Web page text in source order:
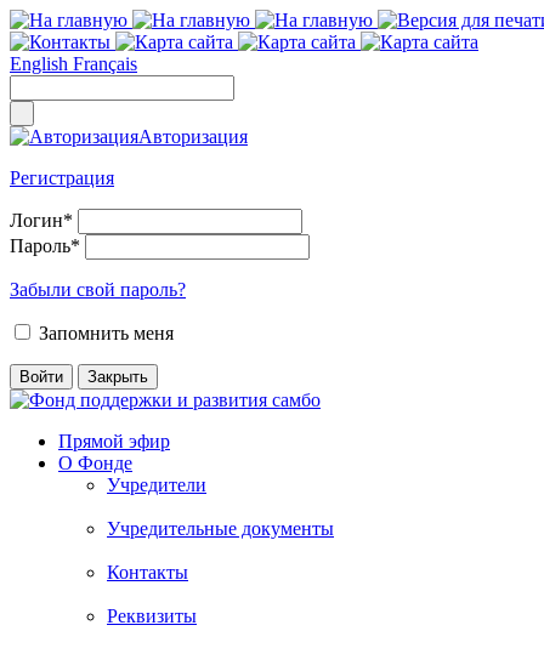
English Français
Авторизация
Регистрация
Логин*
Пароль*
Забыли свой пароль?
Запомнить меня
Прямой эфир
О Фонде
Учредители
Учредительные документы
Контакты
Реквизиты